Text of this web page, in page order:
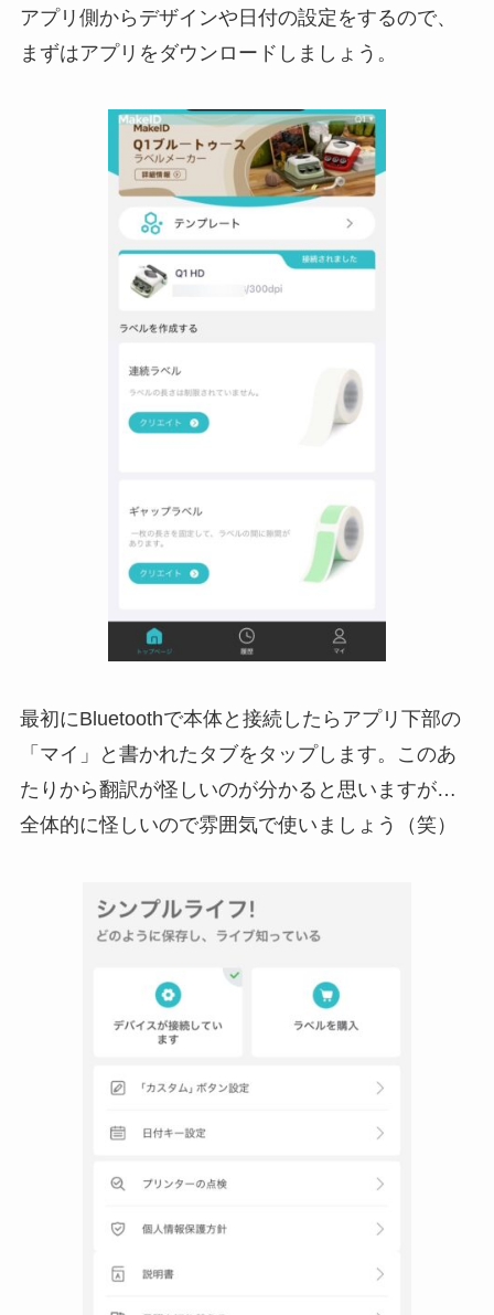
アプリ側からデザインや日付の設定をするので、
まずはアプリをダウンロードしましょう。
最初にBluetoothで本体と接続したらアプリ下部の
「マイ」と書かれたタブをタップします。このあ
たりから翻訳が怪しいのが分かると思いますが…
全体的に怪しいので雰囲気で使いましょう（笑）